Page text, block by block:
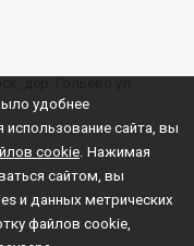
удобнее
сайта, вы
cookie . Нажимая
сайтом, вы
и данных метрических
файлов cookie,